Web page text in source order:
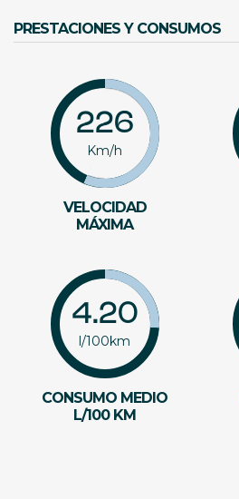
PRESTACIONES Y CONSUMOS
226
Km/h
VELOCIDAD
MÁXIMA
4.20
l/100km
CONSUMO MEDIO
L/100 KM